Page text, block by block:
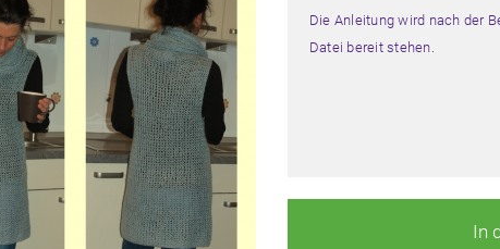
Die Anleitung wird nach der
Datei bereit stehen.
In